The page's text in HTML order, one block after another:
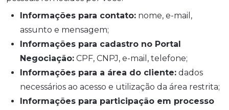
Informações para contato: nome, e-mail,
assunto e mensagem;
Informações para cadastro no Portal
Negociação: CPF, CNPJ, e-mail, telefone;
Informações para a área do cliente: dados
necessários ao acesso e utilização da área restrita;
Informações para participação em processo